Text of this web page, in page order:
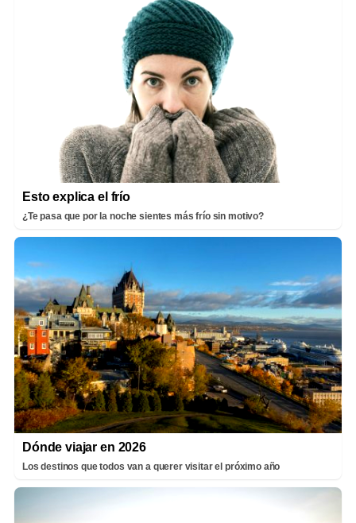
Esto explica el frío
¿Te pasa que por la noche sientes más frío sin motivo?
Dónde viajar en 2026
Los destinos que todos van a querer visitar el próximo año